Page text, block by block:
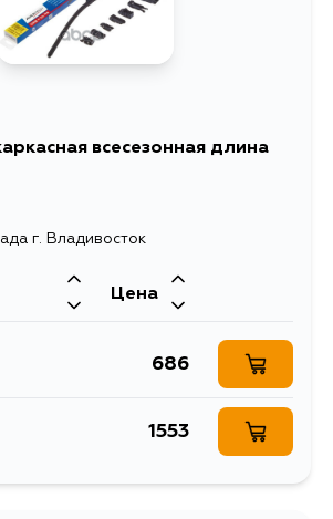
всесезонная длина
г. Владивосток
Цена
686
1553